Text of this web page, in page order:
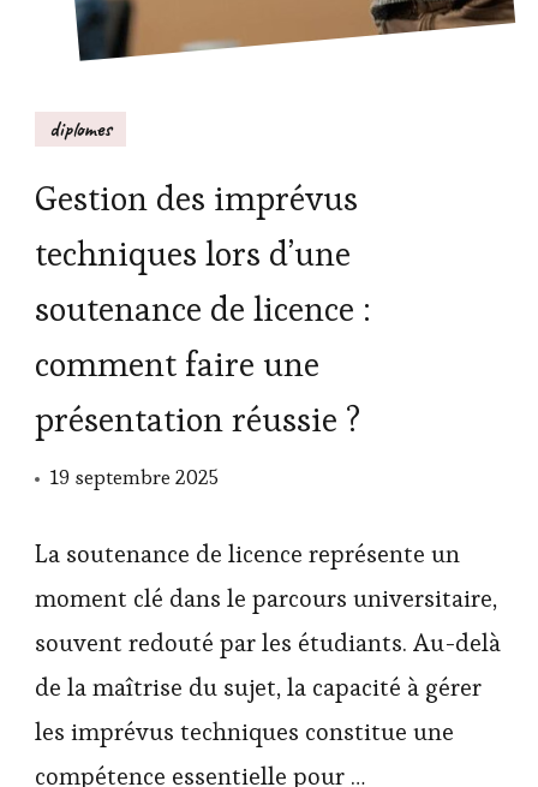
diplomes
Gestion des imprévus
techniques lors d’une
soutenance de licence :
comment faire une
présentation réussie ?
19 septembre 2025
La soutenance de licence représente un
moment clé dans le parcours universitaire,
souvent redouté par les étudiants. Au-delà
de la maîtrise du sujet, la capacité à gérer
les imprévus techniques constitue une
compétence essentielle pour …